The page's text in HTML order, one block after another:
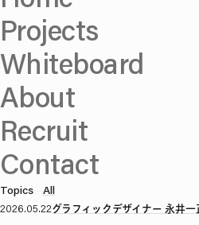
Projects
Whiteboard
About
Recruit
Contact
Topics All
2026.05.22グラフィックデザイナー 永井